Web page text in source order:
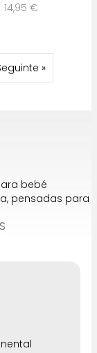
14,95 €
»
bebé
pensadas para